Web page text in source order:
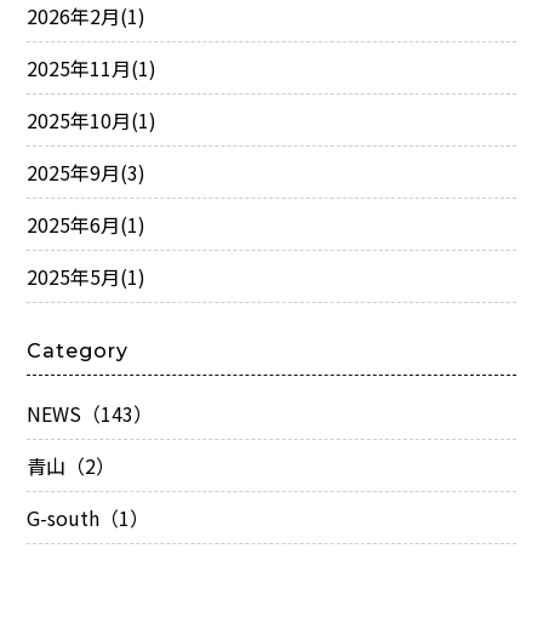
2026年2月(1)
2025年11月(1)
2025年10月(1)
2025年9月(3)
2025年6月(1)
2025年5月(1)
Category
NEWS（143）
青山（2）
G-south（1）